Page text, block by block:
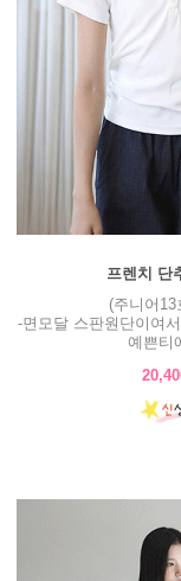
프렌치 단
(주니어13
-면모달 스판원단이여
예쁜티